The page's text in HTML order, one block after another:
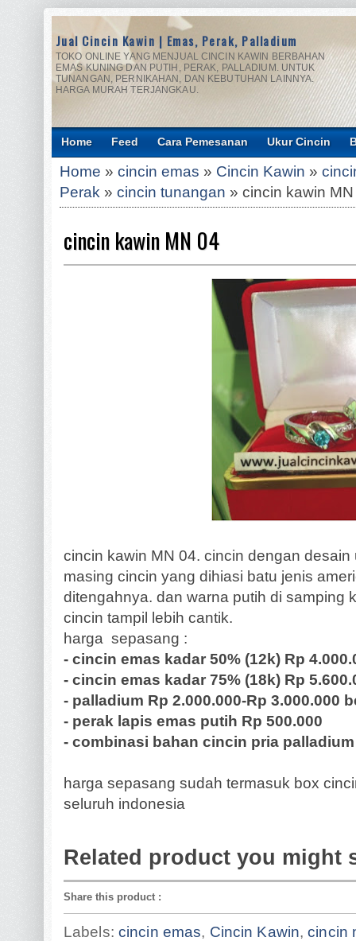
Jual Cincin Kawin | Emas, Perak, Palladium
TOKO ONLINE YANG MENJUAL CINCIN KAWIN BERBAHAN
EMAS KUNING DAN PUTIH, PERAK, PALLADIUM. UNTUK
TUNANGAN, PERNIKAHAN, DAN KEBUTUHAN LAINNYA.
HARGA MURAH TERJANGKAU.
Home Feed Cara Pemesanan Ukur Cincin
Home » cincin emas » Cincin Kawin »
Perak » cincin tunangan » cincin kawin
cincin kawin MN 04
cincin kawin MN 04. cincin dengan
masing cincin yang dihiasi batu jenis
ditengahnya. dan warna putih di samping
cincin tampil lebih cantik.
harga sepasang :
- cincin emas kadar 50% (12k) Rp
- cincin emas kadar 75% (18k) Rp
- palladium Rp 2.000.000-Rp 3.000.000
- perak lapis emas putih Rp 500.000
- combinasi bahan cincin pria
harga sepasang sudah termasuk box
seluruh indonesia
Related product you might
Share this product :
Labels: cincin emas, Cincin Kawin,cincin